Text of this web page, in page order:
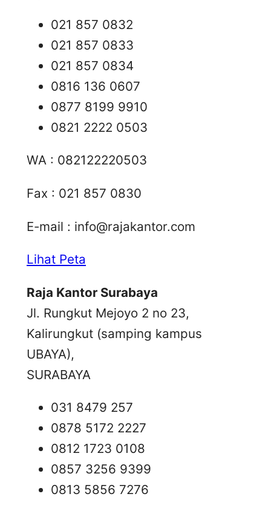
021 857 0832
021 857 0833
021 857 0834
0816 136 0607
0877 8199 9910
0821 2222 0503
WA : 082122220503
Fax : 021 857 0830
E-mail : info@rajakantor.com
Lihat Peta
Raja Kantor Surabaya
Jl. Rungkut Mejoyo 2 no 23,
Kalirungkut (samping kampus
UBAYA),
SURABAYA
031 8479 257
0878 5172 2227
0812 1723 0108
0857 3256 9399
0813 5856 7276